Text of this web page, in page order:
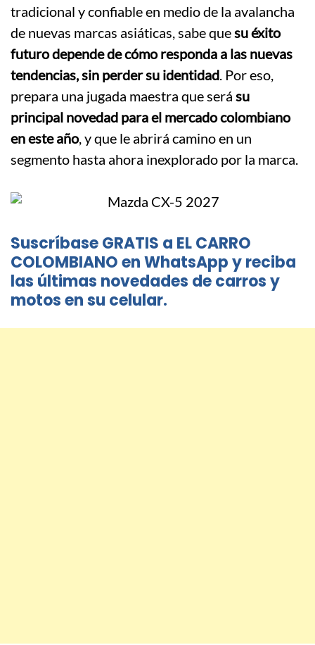
tradicional y confiable en medio de la avalancha
de nuevas marcas asiáticas, sabe quesu éxito
futuro depende de cómo responda a las nuevas
tendencias, sin perder su identidad. Por eso,
prepara una jugada maestra que será su
principal novedad para el mercado colombiano
en este año, y que le abrirá camino en un
segmento hasta ahora inexplorado por la marca.
Suscríbase GRATIS a EL CARRO
COLOMBIANO en WhatsApp y reciba
las últimas novedades de carros y
motos en su celular.